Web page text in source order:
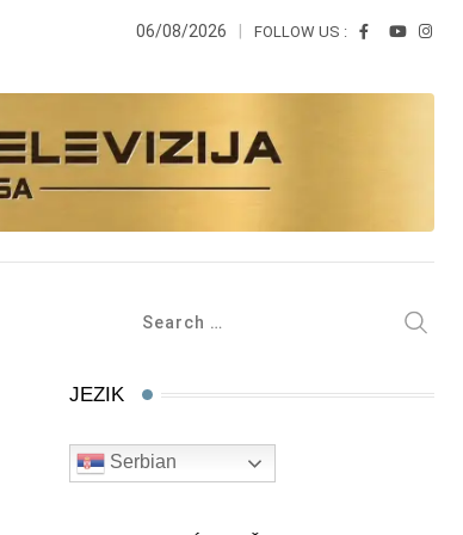
06/08/2026 FOLLOW US :
JEZIK
Serbian